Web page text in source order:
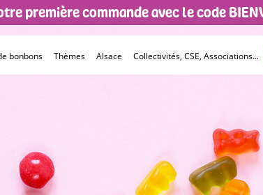
première commande avec le code
bonbons Thèmes Alsace Collectivités, CSE, Associations...